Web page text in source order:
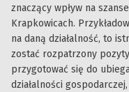
znaczący wpływ na
Krapkowicach.
na daną działalność, to
zostać rozpatrzony
przygotować się do
działalności